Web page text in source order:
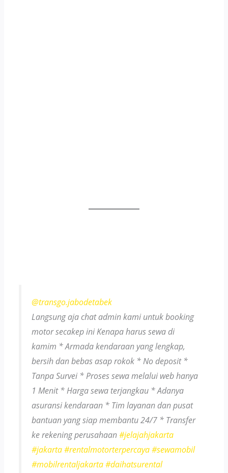
@transgo.jabodetabek
Langsung aja chat admin kami untuk booking
motor secakep ini Kenapa harus sewa di
kamim * Armada kendaraan yang lengkap,
bersih dan bebas asap rokok * No deposit *
Tanpa Survei * Proses sewa melalui web hanya
1 Menit * Harga sewa terjangkau * Adanya
asuransi kendaraan * Tim layanan dan pusat
bantuan yang siap membantu 24/7 * Transfer
ke rekening perusahaan#jelajahjakarta
#jakarta #rentalmotorterpercaya #sewamobil
#mobilrentaljakarta #daihatsurental